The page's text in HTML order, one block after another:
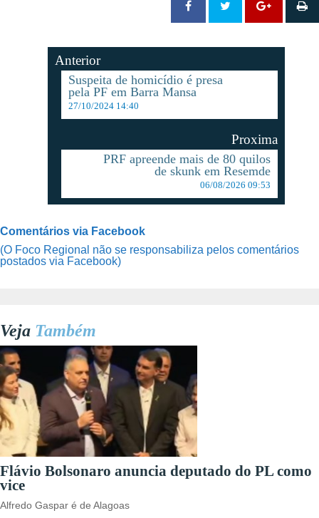
Anterior
Suspeita de homicídio é presa
pela PF em Barra Mansa
27/10/2024 14:40
Proxima
PRF apreende mais de 80 quilos
de skunk em Resemde
06/08/2026 09:53
Comentários via Facebook
(O Foco Regional não se responsabiliza pelos comentários
postados via Facebook)
Veja Também
Flávio Bolsonaro anuncia deputado do PL como
vice
Alfredo Gaspar é de Alagoas